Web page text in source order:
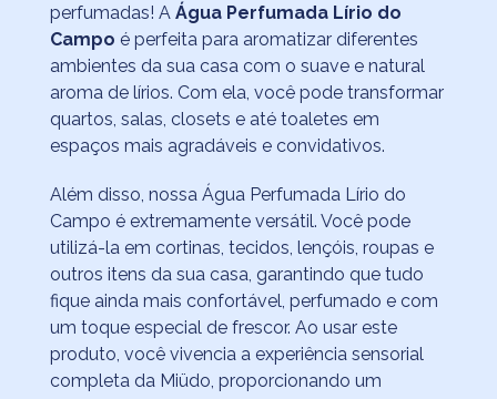
perfumadas! A Água Perfumada Lírio do
Campo é perfeita para aromatizar diferentes
ambientes da sua casa com o suave e natural
aroma de lírios. Com ela, você pode transformar
quartos, salas, closets e até toaletes em
espaços mais agradáveis e convidativos.
Além disso, nossa Água Perfumada Lírio do
Campo é extremamente versátil. Você pode
utilizá-la em cortinas, tecidos, lençóis, roupas e
outros itens da sua casa, garantindo que tudo
fique ainda mais confortável, perfumado e com
um toque especial de frescor. Ao usar este
produto, você vivencia a experiência sensorial
completa da Miüdo, proporcionando um